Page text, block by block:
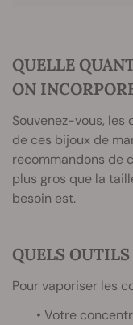
QUELLE
ON
Souvenez-vous,
de ces bijoux de
recommandons de
plus gros que la
besoin est.
QUELS
Pour vaporiser les
• Votre